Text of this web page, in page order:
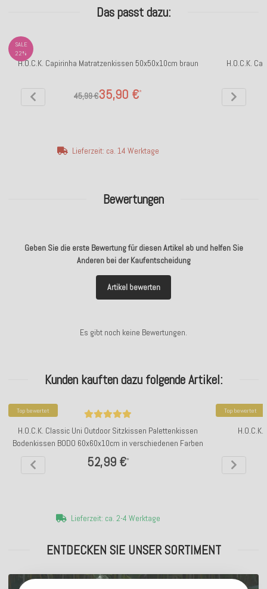
Bewertungen
Geben Sie die erste Bewertung für diesen Artikel ab und helfen Sie
Anderen bei der Kaufentscheidung
Artikel bewerten
Es gibt noch keine Bewertungen.
Das passt dazu:
SALE
22%
H.O.C.K. Capirinha Matratzenkissen 50x50x10cm braun
35,90 €*
45,99 €
Lieferzeit: ca. 14 Werktage
H.O.C.K.
Kunden kauften dazu folgende Artikel:
Top bewertet
H.O.C.K. Classic Uni Outdoor Sitzkissen Palettenkissen
Bodenkissen BODO 60x60x10cm in verschiedenen Farben
52,99 €*
Lieferzeit: ca. 2-4 Werktage
Top bewertet
ENTDECKEN SIE UNSER SORTIMENT